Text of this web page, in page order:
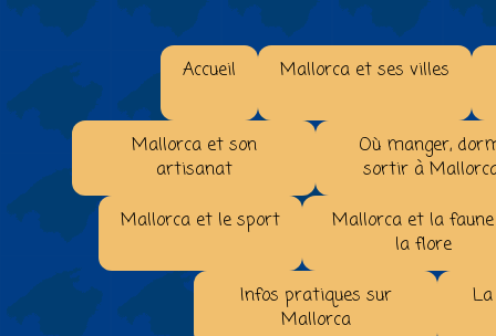
Accueil Mallorca et ses villes
Mallorca et son
artisanat
Où manger,
sortir à
Mallorca et le sport
Mallorca et la
la flore
Infos pratiques sur
Mallorca